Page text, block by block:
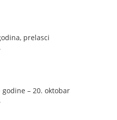
prelasci
godine – 20. oktobar